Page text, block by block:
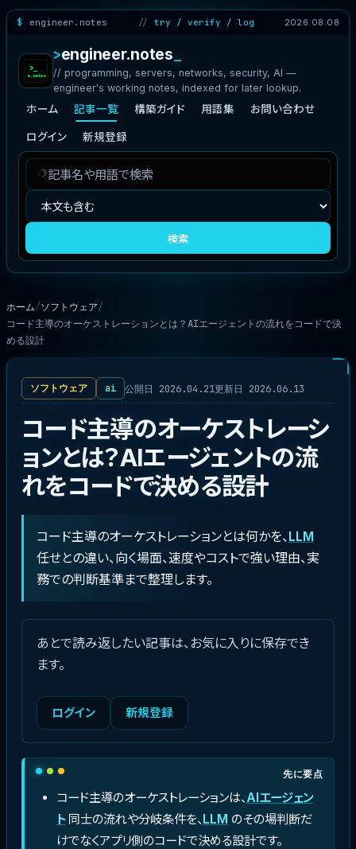
engineer.notes try / verify / log 2026.08.08
engineer.notes
// programming, servers, networks, security, AI —
engineer's working notes, indexed for later lookup.
ホーム 記事一覧 構築ガイド 用語集 お問い合わせ
ログイン 新規登録
事
検
索
索
象
検索
ホーム ソフトウェア
コード主導のオーケストレーションとは？AIエージェントの流れをコードで決
める設計
ソフトウェア ai 公開日 2026.04.21更新日 2026.06.13
コード主導のオーケストレーシ
ョンとは？AIエージェントの流
れをコードで決める設計
コード主導のオーケストレーションとは何かを、LLM
任せとの違い、向く場面、速度やコストで強い理由、実
務での判断基準まで整理します。
あとで読み返したい記事は、お気に入りに保存でき
ます。
ログイン 新規登録
先に要点
コード主導のオーケストレーションは、AIエージェン
ト同士の流れや分岐条件を、LLM のその場判断だ
けでなくアプリ側のコードで決める設計です。